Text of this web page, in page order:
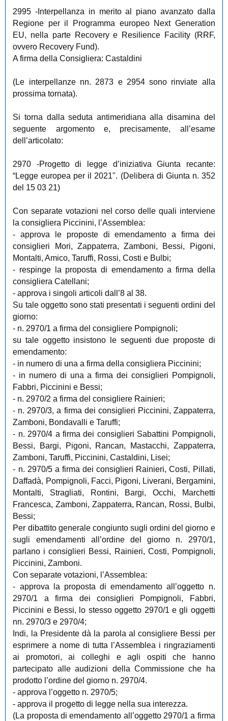
2995 -Interpellanza in merito al piano avanzato dalla
Regione per il Programma europeo Next Generation
EU, nella parte Recovery e Resilience Facility (RRF,
ovvero Recovery Fund).
A firma della Consigliera: Castaldini
(Le interpellanze nn. 2873 e 2954 sono rinviate alla
prossima tornata).
Si torna dalla seduta antimeridiana alla disamina del
seguente argomento e, precisamente, all’esame
dell’articolato:
2970 -Progetto di legge d’iniziativa Giunta recante:
“Legge europea per il 2021". (Delibera di Giunta n. 352
del 15 03 21)
Con separate votazioni nel corso delle quali interviene
la consigliera Piccinini, l’Assemblea:
- approva le proposte di emendamento a firma dei
consiglieri Mori, Zappaterra, Zamboni, Bessi, Pigoni,
Montalti, Amico, Taruffi, Rossi, Costi e Bulbi;
- respinge la proposta di emendamento a firma della
consigliera Catellani;
- approva i singoli articoli dall’8 al 38.
Su tale oggetto sono stati presentati i seguenti ordini del
giorno:
- n. 2970/1 a firma del consigliere Pompignoli;
su tale oggetto insistono le seguenti due proposte di
emendamento:
- in numero di una a firma della consigliera Piccinini;
- in numero di una a firma dei consiglieri Pompignoli,
Fabbri, Piccinini e Bessi;
- n. 2970/2 a firma del consigliere Rainieri;
- n. 2970/3, a firma dei consiglieri Piccinini, Zappaterra,
Zamboni, Bondavalli e Taruffi;
- n. 2970/4 a firma dei consiglieri Sabattini Pompignoli,
Bessi, Bargi, Pigoni, Rancan, Mastacchi, Zappaterra,
Zamboni, Taruffi, Piccinini, Castaldini, Lisei;
- n. 2970/5 a firma dei consiglieri Rainieri, Costi, Pillati,
Daffadà, Pompignoli, Facci, Pigoni, Liverani, Bergamini,
Montalti, Stragliati, Rontini, Bargi, Occhi, Marchetti
Francesca, Zamboni, Zappaterra, Rancan, Rossi, Bulbi,
Bessi;
Per dibattito generale congiunto sugli ordini del giorno e
sugli emendamenti all’ordine del giorno n. 2970/1,
parlano i consiglieri Bessi, Rainieri, Costi, Pompignoli,
Piccinini, Zamboni.
Con separate votazioni, l’Assemblea:
- approva la proposta di emendamento all’oggetto n.
2970/1 a firma dei consiglieri Pompignoli, Fabbri,
Piccinini e Bessi, lo stesso oggetto 2970/1 e gli oggetti
nn. 2970/3 e 2970/4;
Indi, la Presidente dà la parola al consigliere Bessi per
esprimere a nome di tutta l’Assemblea i ringraziamenti
ai promotori, ai colleghi e agli ospiti che hanno
partecipato alle audizioni della Commissione che ha
prodotto l’ordine del giorno n. 2970/4.
- approva l’oggetto n. 2970/5;
- approva il progetto di legge nella sua interezza.
(La proposta di emendamento all’oggetto 2970/1 a firma